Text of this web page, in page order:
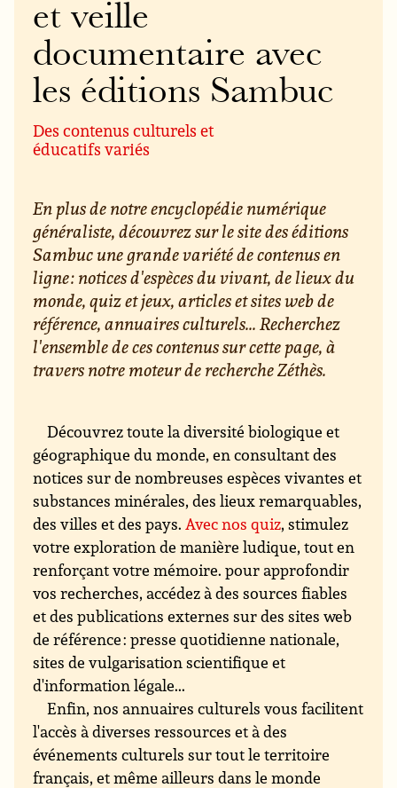
et veille
documentaire avec
les éditions Sambuc
Des contenus culturels et
éducatifs variés
En plus de notre encyclopédie numérique
généraliste, découvrez sur le site des éditions
Sambuc une grande variété de contenus en
ligne : notices d'espèces du vivant, de lieux du
monde, quiz et jeux, articles et sites web de
référence, annuaires culturels... Recherchez
l'ensemble de ces contenus sur cette page, à
travers notre moteur de recherche Zéthès.
Découvrez toute la diversité biologique et
géographique du monde, en consultant des
notices sur de nombreuses espèces vivantes et
substances minérales, des lieux remarquables,
des villes et des pays. Avec nos quiz, stimulez
votre exploration de manière ludique, tout en
renforçant votre mémoire. pour approfondir
vos recherches, accédez à des sources fiables
et des publications externes sur des sites web
de référence : presse quotidienne nationale,
sites de vulgarisation scientifique et
d'information légale...
Enfin, nos annuaires culturels vous facilitent
l'accès à diverses ressources et à des
événements culturels sur tout le territoire
français, et même ailleurs dans le monde